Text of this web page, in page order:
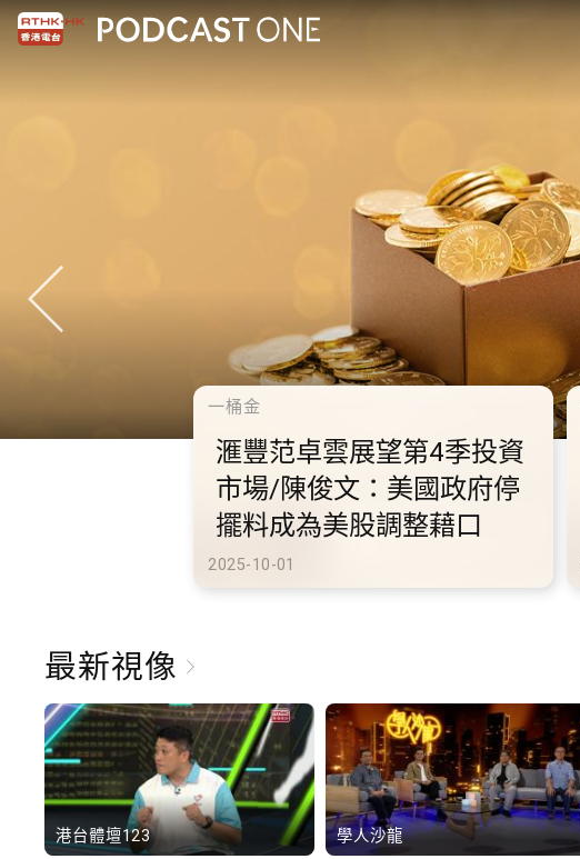
千禧年代
10.2.1 內地國慶假期連中
秋節假期 不少內地旅客到
港旅遊
2025-10-02
最新視像
港台體壇123 學人沙龍